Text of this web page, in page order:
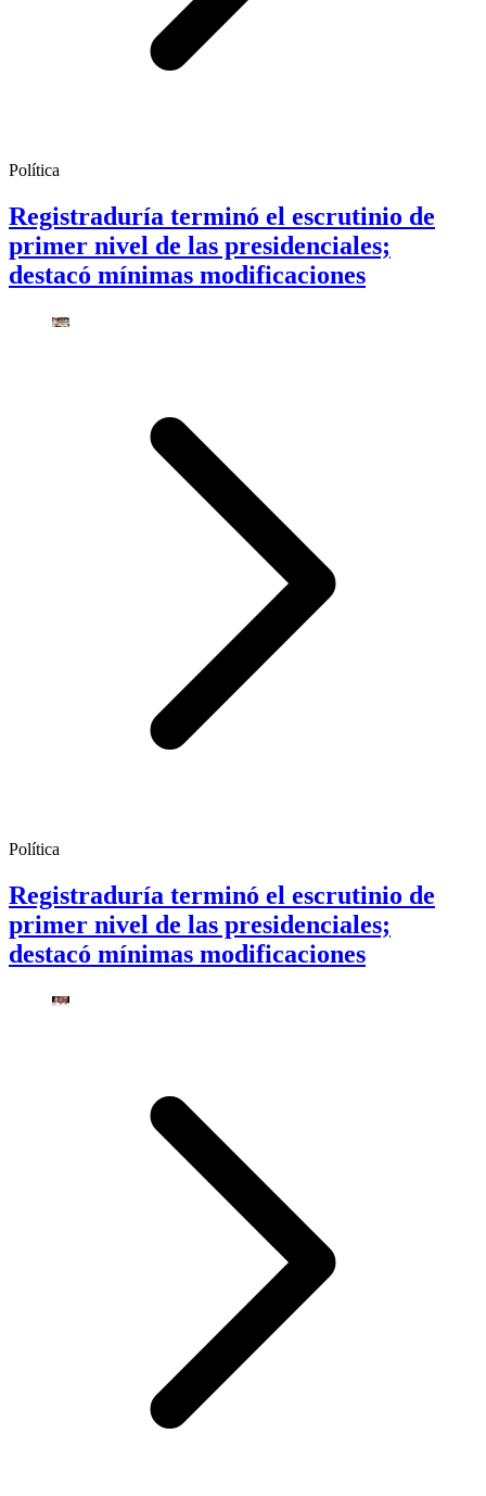
Política
Registraduría terminó el escrutinio de
primer nivel de las presidenciales;
destacó mínimas modificaciones
Política
Registraduría terminó el escrutinio de
primer nivel de las presidenciales;
destacó mínimas modificaciones